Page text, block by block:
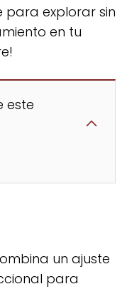
para explorar sin
en tu
este
un ajuste
para